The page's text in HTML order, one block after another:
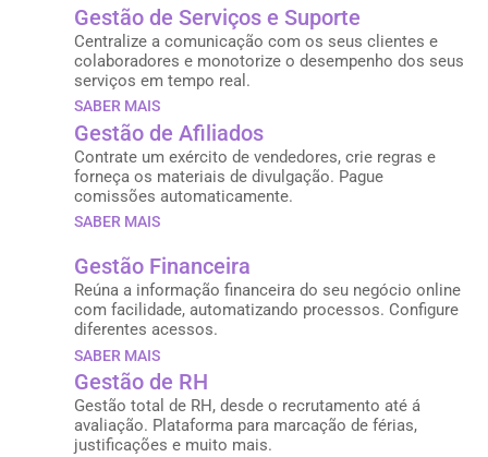
Gestão de Serviços e Suporte
Centralize a comunicação com os seus clientes e
colaboradores e monotorize o desempenho dos seus
serviços em tempo real.
SABER MAIS
Gestão de Afiliados
Contrate um exército de vendedores, crie regras e
forneça os materiais de divulgação. Pague
comissões automaticamente.
SABER MAIS
Gestão Financeira
Reúna a informação financeira do seu negócio online
com facilidade, automatizando processos. Configure
diferentes acessos.
SABER MAIS
Gestão de RH
Gestão total de RH, desde o recrutamento até á
avaliação. Plataforma para marcação de férias,
justificações e muito mais.